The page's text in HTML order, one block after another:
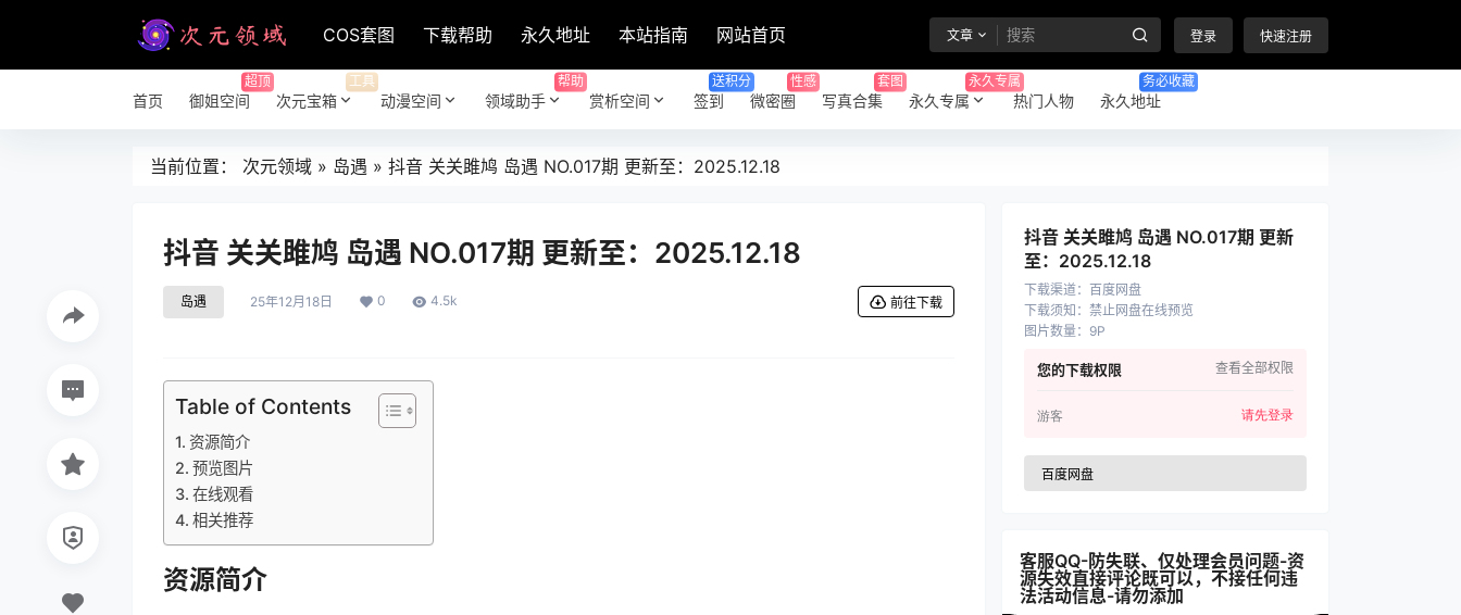
COS套图 下载帮助 永久地址 本站指南 网站首页 文章 登录 快速注册
首页 御姐空间
超顶
次元宝箱
工具
动漫空间 领域助手
帮助
赏析空间 签到
送积分
微密圈
性感
写真合集
套图
永久专属
永久专属
热门人物 永久地址
务必收藏
当前位置： 次元领域 » 岛遇 » 抖音 关关雎鸠 岛遇 NO.017期 更新至：2025.12.18
抖音 关关雎鸠 岛遇 NO.017期 更新至：2025.12.18
岛遇 25年12月18日 0 4.5k 前往下载
Table of Contents
资源简介
预览图片
在线观看
相关推荐
资源简介
抖音 关关雎鸠 岛遇 NO.017期 更新
至：2025.12.18
下载渠道： 百度网盘
下载须知 ： 禁止网盘在线预览
图片数量： 9P
您的下载权限 查看全部权限
游客 请先登录
百度网盘
客服QQ-防失联、仅处理会员问题-资
源失效直接评论既可以，不接任何违
法活动信息-请勿添加